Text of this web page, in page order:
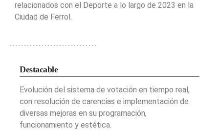
relacionados con el Deporte a lo largo de 2023 en la
Ciudad de Ferrol.
Destacable
Evolución del sistema de votación en tiempo real,
con resolución de carencias e implementación de
diversas mejoras en su programación,
funcionamiento y estética.